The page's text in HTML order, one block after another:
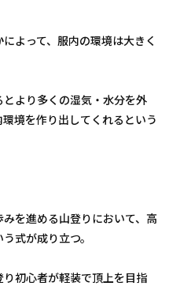
によって、服内の環境は大きく
より多くの湿気・水分を外
境を作り出してくれるという
を進める山登りにおいて、高
式が成り立つ。
初心者が軽装で頂上を目指